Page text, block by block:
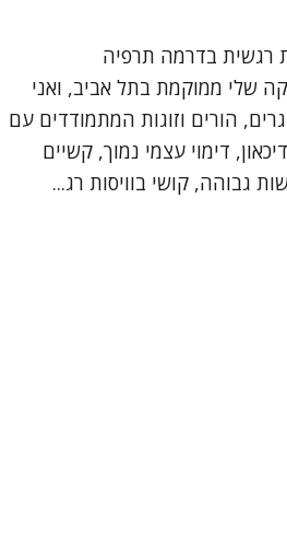
רגשית בדרמה תרפיה
שלי ממוקמת בתל אביב, ואני
הורים וזוגות המתמודדים עם
דימוי עצמי נמוך, קשיים
גבוהה, קושי בוויסות רג...